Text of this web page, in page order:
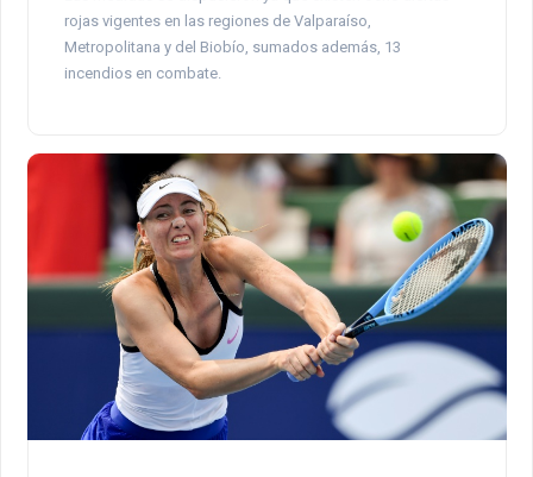
rojas vigentes en las regiones de Valparaíso,
Metropolitana y del Biobío, sumados además, 13
incendios en combate.